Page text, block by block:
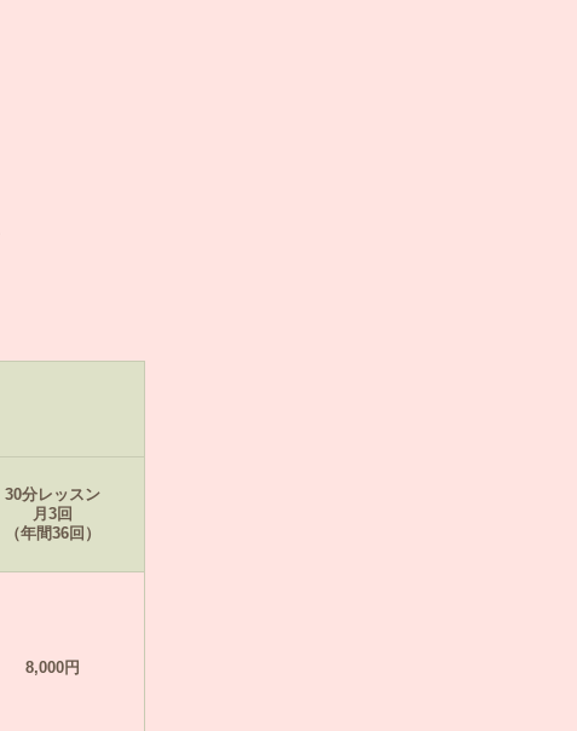
30分レッスン
月3回
（年間36回）
8,000円